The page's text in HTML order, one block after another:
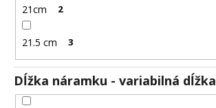
21cm 2
21.5 cm 3
Dĺžka náramku - variabilná dĺžka